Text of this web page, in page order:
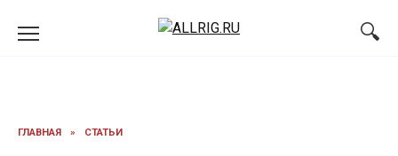
ГЛАВНАЯ » СТАТЬИ